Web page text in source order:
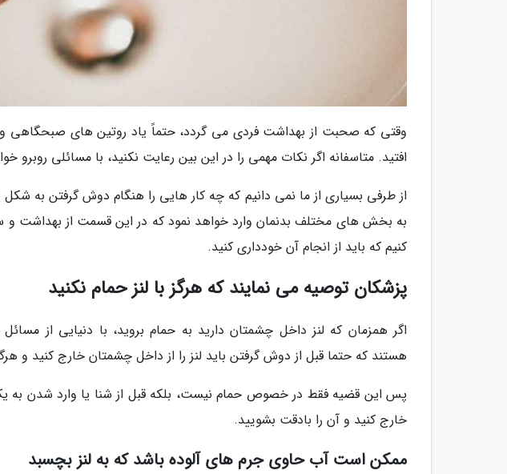
وقتی که صحبت از بهداشت فردی می گردد، حتماً یاد روتین های صبحگاهی
افتید. متاسفانه اگر نکات مهمی را در این بین رعایت نکنید، با مسائلی روبرو
از طرفی بسیاری از ما نمی دانیم که چه کار هایی را هنگام دوش گرفتن به
به بخش های مختلف بدنمان وارد خواهد نمود که در این قسمت از بهداشت و
کنیم که باید از انجام آن خودداری کنید.
پزشکان توصیه می نمایند که هرگز با لنز حمام نکنید
اگر همزمان که لنز داخل چشمتان دارید به حمام بروید، با دنیایی از
هستند که حتما قبل از دوش گرفتن باید لنز را از داخل چشمتان خارج کنید و
پس این قضیه فقط در خصوص حمام نیست، بلکه قبل از شنا یا وارد شدن به
خارج کنید و آن را بادقت بشویید.
ممکن است آب حاوی جرم های آلوده باشد که به لنز بچسبد